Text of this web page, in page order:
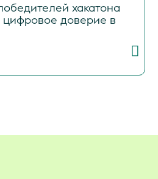
хакатона
доверие в